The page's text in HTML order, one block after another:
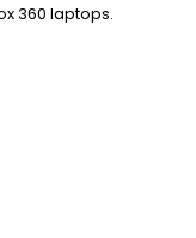
360 laptops.